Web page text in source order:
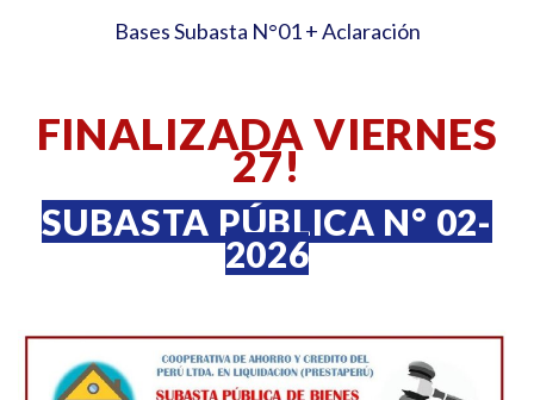
Bases Subasta N°01+Aclaración
FINALIZADA VIERNES
27!
SUBASTA PÚBLICA N° 02-
2026